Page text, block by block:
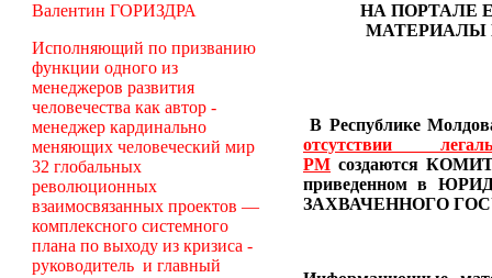
Валентин ГОРИЗДРА
Исполняющий по призванию
функции одного из
менеджеров развития
человечества как автор -
менеджер кардинально
меняющих человеческий мир
32 глобальных
революционных
взаимосвязанных проектов —
комплексного системного
плана по выходу из кризиса -
руководитель и главный
НА ПОРТАЛЕ
МАТЕРИАЛЫ
В Республике
отсутствии
РМ создаются
приведенном в
ЗАХВАЧЕННОГО